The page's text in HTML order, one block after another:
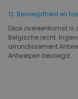
12. Bevoegdheid en
Deze overeenkomst
Belgische recht.
arrondissement
Antwerpen bevoegd.